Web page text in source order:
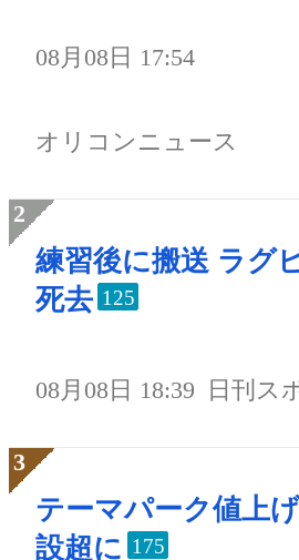
08月08日 17:54
オリコンニュース
練習後に搬送 ラグ
死去 125
08月08日 18:39 日刊ス
テーマパーク値上
設超に 175